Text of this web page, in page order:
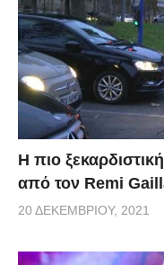
Η πιο
από τον Remi
20 ΔΕΚΕΜΒΡΊΟΥ, 2021